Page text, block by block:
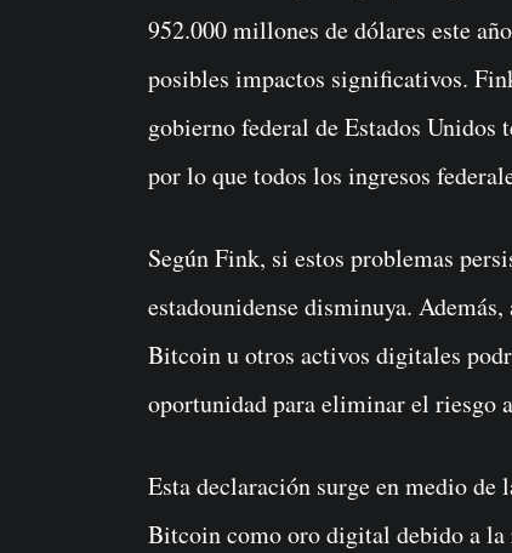
952.000 millones de dólares este
posibles impactos significativos.
gobierno federal de Estados Unidos
por lo que todos los ingresos
Según Fink, si estos problemas
estadounidense disminuya.
Bitcoin u otros activos digitales
oportunidad para eliminar el riesgo
Esta declaración surge en medio
Bitcoin como oro digital debido a